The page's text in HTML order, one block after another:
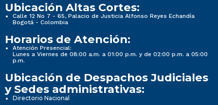
Ubicación Altas Cortes:
Calle 12 No 7 - 65, Palacio de Justicia Alfonso Reyes Echandía
Bogotá - Colombia
Horarios de Atención:
Atención Presencial:
Lunes a Viernes de 08:00 a.m. a 01:00 p.m. y de 02:00 p.m. a 05:00
p.m.
Ubicación de Despachos Judiciales
y Sedes administrativas:
Directorio Nacional